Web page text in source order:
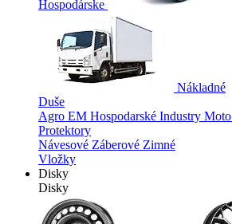
Hospodárske
Nákladné
Duše
Agro EM Hospodarské Industry Moto
Protektory
Návesové Záberové Zimné
Vložky
Disky
Disky